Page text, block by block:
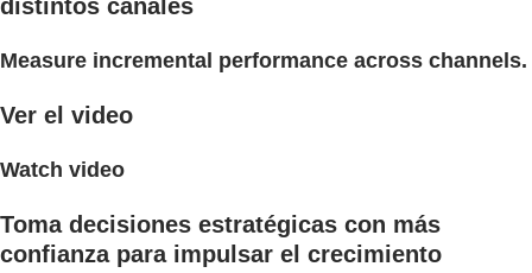
distintos canales
Measure incremental performance across channels.
Ver el video
Watch video
Toma decisiones estratégicas con más
confianza para impulsar el crecimiento